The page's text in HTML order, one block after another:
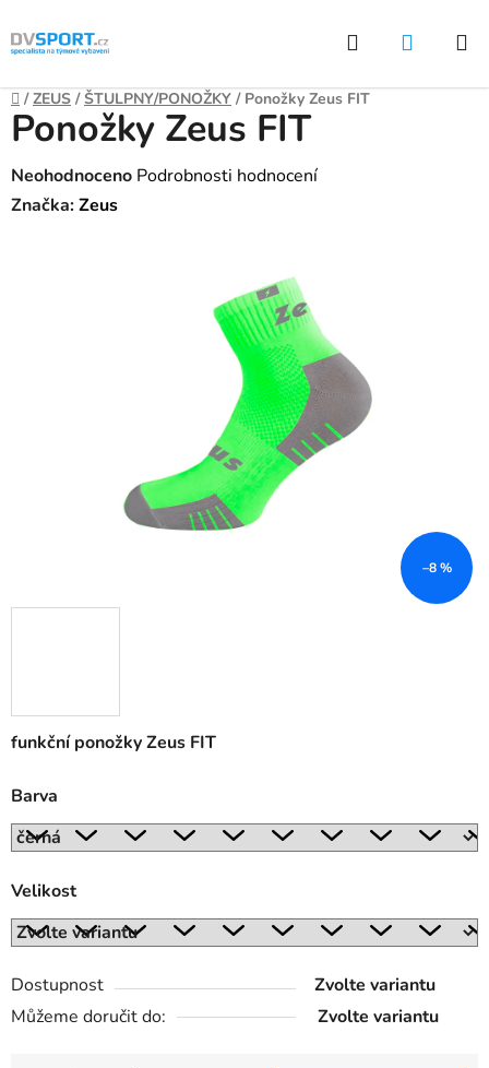
Přejít
na
Hledat
Domů
/ ZEUS / ŠTULPNY/PONOŽKY / Ponožky Zeus FIT
funkční ponožky Zeus FIT
Barva
Velikost
Dostupnost
Zvolte variantu
Můžeme doručit do:
Zvolte variantu
Ponožky Zeus FIT
Průměrné
hodnocení
Neohodnoceno Podrobnosti hodnocení
Značka:Zeus
–8 %